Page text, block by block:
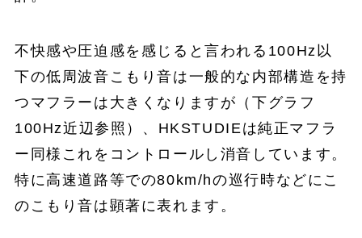
不快感や圧迫感を感じると言われる100Hz以
下の低周波音こもり音は一般的な内部構造を持
つマフラーは大きくなりますが（下グラフ
100Hz近辺参照）、HKSTUDIEは純正マフラ
ー同様これをコントロールし消音しています。
特に高速道路等での80km/hの巡行時などにこ
のこもり音は顕著に表れます。